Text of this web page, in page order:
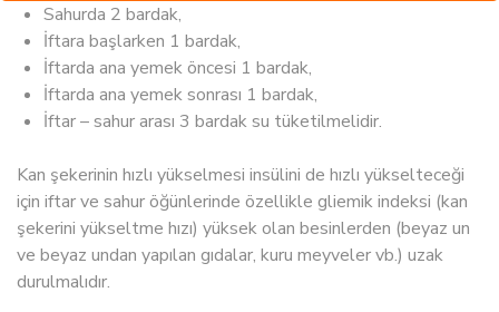
Sahurda 2 bardak,
İftara başlarken 1 bardak,
İftarda ana yemek öncesi 1 bardak,
İftarda ana yemek sonrası 1 bardak,
İftar – sahur arası 3 bardak su tüketilmelidir.
Kan şekerinin hızlı yükselmesi insülini de hızlı yükselteceği
için iftar ve sahur öğünlerinde özellikle gliemik indeksi (kan
şekerini yükseltme hızı) yüksek olan besinlerden (beyaz un
ve beyaz undan yapılan gıdalar, kuru meyveler vb.) uzak
durulmalıdır.